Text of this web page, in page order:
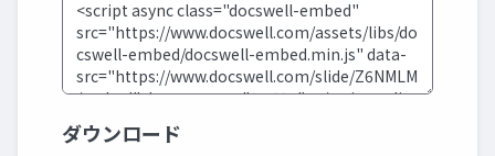
ダウンロード